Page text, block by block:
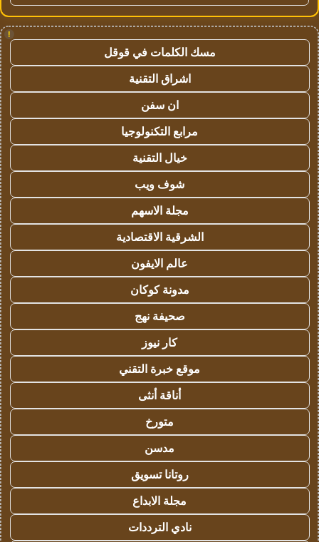
!
مسك الكلمات في قوقل
اشراق التقنية
ان سفن
مرابع التكنولوجيا
خيال التقنية
شوف ويب
مجلة الاسهم
الشرقية الاقتصادية
عالم الايفون
مدونة كوكان
صحيفة نهج
كار نيوز
موقع خبرة التقني
أناقة أنثى
متورخ
مدسن
روتانا تسويق
مجلة الابداع
نادي الترددات